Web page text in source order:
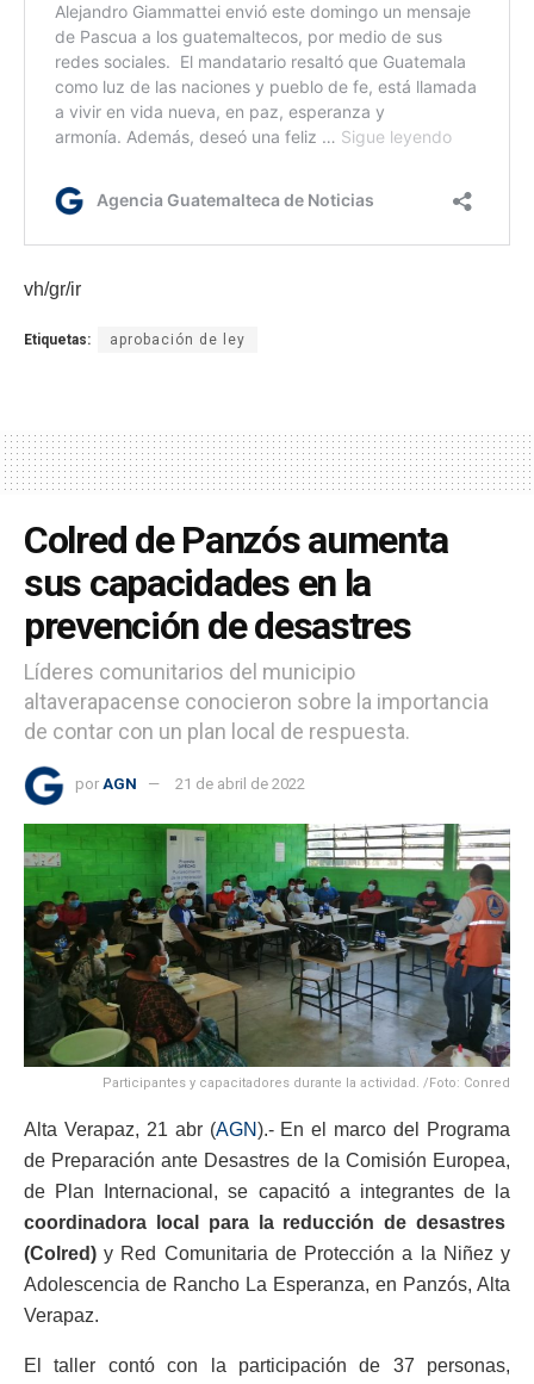
vh/gr/ir
Etiquetas: aprobación de ley
Colred de Panzós aumenta
sus capacidades en la
prevención de desastres
Líderes comunitarios del municipio
altaverapacense conocieron sobre la importancia
de contar con un plan local de respuesta.
por AGN 21 de abril de 2022
Participantes y capacitadores durante la actividad. /Foto: Conred
Alta Verapaz, 21 abr (AGN).- En el marco del Programa
de Preparación ante Desastres de la Comisión Europea,
de Plan Internacional, se capacitó a integrantes de la
coordinadora local para la reducción de desastres
(Colred) y Red Comunitaria de Protección a la Niñez y
Adolescencia de Rancho La Esperanza, en Panzós, Alta
Verapaz.
El taller contó con la participación de 37 personas,